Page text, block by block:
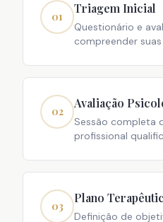
01
Triagem Inicial
Questionário e
compreender
02
Avaliação
Sessão completa
profissional
03
Plano
Definição de